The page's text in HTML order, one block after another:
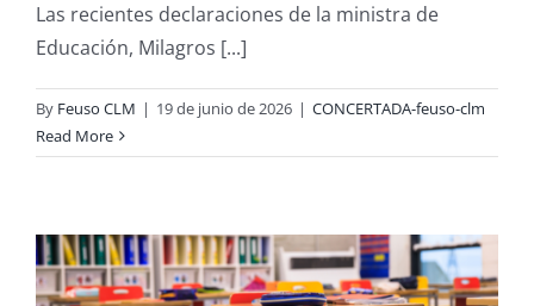
Las recientes declaraciones de la ministra de
Educación, Milagros [...]
By Feuso CLM | 19 de junio de 2026 | CONCERTADA-feuso-clm
Read More